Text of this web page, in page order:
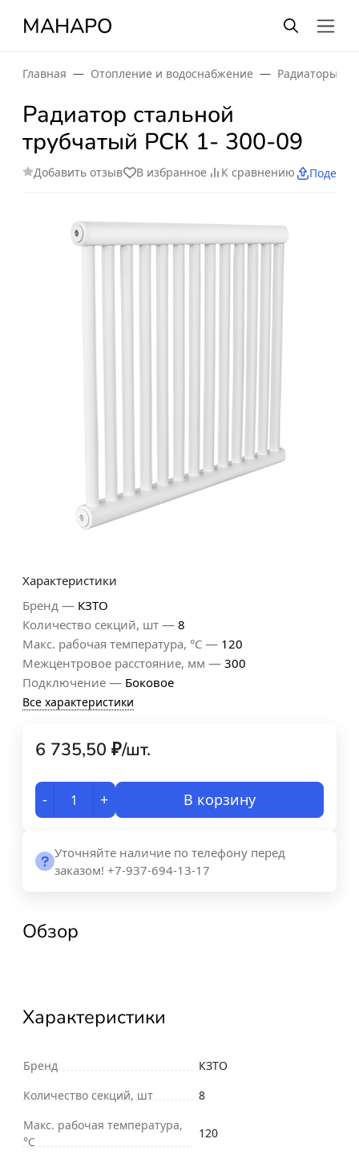
МАНАРО
Главная Отопление и водоснабжение Радиаторы
Радиатор стальной
трубчатый РСК 1- 300-09
Добавить отзыв В избранное К сравнению
Характеристики
Бренд — КЗТО
Количество секций, шт — 8
Макс. рабочая температура, °С — 120
Межцентровое расстояние, мм — 300
Подключение — Боковое
Все характеристики
6 735,50 ₽/шт.
- + В корзину
Уточняйте наличие по телефону перед
заказом! +7-937-694-13-17
Обзор
Характеристики
Бренд
КЗТО
Количество секций, шт
8
Макс. рабочая температура,
°С
120